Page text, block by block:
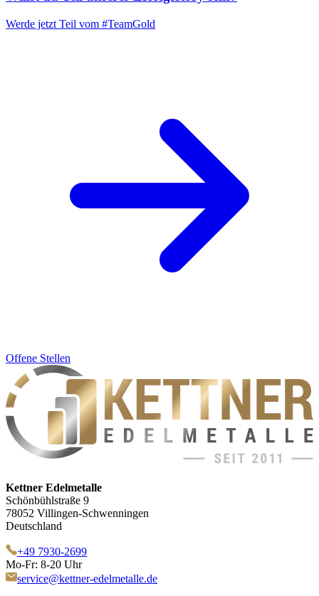
Werde jetzt Teil vom #TeamGold
Offene Stellen
Kettner Edelmetalle
Schönbühlstraße 9
78052 Villingen-Schwenningen
Deutschland
+49 7930-2699
Mo-Fr: 8-20 Uhr
service@kettner-edelmetalle.de